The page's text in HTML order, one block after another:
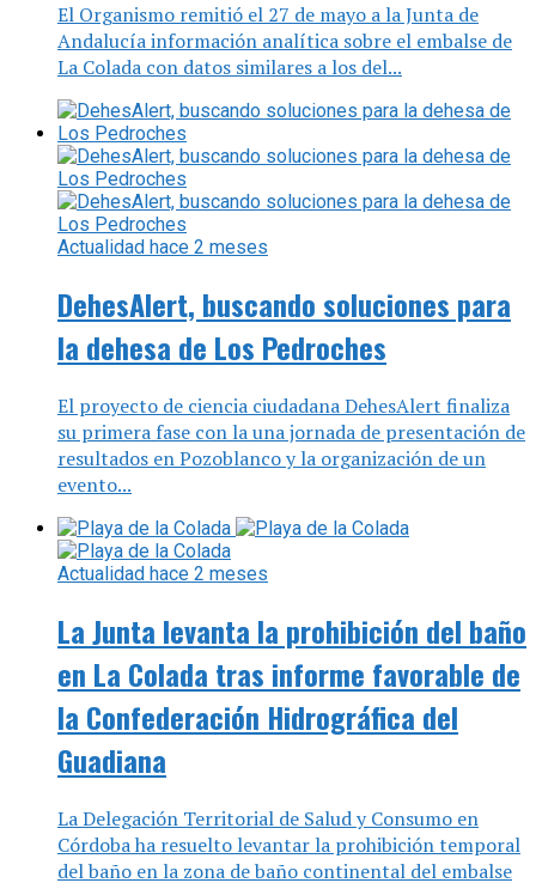
El Organismo remitió el 27 de mayo a la Junta de
Andalucía información analítica sobre el embalse de
La Colada con datos similares a los del...
Actualidad hace 2 meses
DehesAlert, buscando soluciones para
la dehesa de Los Pedroches
El proyecto de ciencia ciudadana DehesAlert finaliza
su primera fase con la una jornada de presentación de
resultados en Pozoblanco y la organización de un
evento...
Actualidad hace 2 meses
La Junta levanta la prohibición del baño
en La Colada tras informe favorable de
la Confederación Hidrográfica del
Guadiana
La Delegación Territorial de Salud y Consumo en
Córdoba ha resuelto levantar la prohibición temporal
del baño en la zona de baño continental del embalse